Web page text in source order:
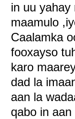
in uu yahay
maamulo
Caalamka
fooxayso
karo
dad la
aan la
qabo in